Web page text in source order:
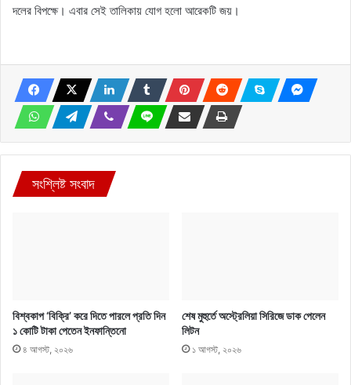
দলের বিপক্ষে। এবার সেই তালিকায় যোগ হলো আরেকটি জয়।
সংশ্লিষ্ট সংবাদ
বিশ্বকাপ ‘বিক্রি’ করে দিতে পারলে প্রতি দিন
১ কোটি টাকা পেতেন ইনফান্তিনো
৪ আগস্ট, ২০২৬
শেষ মুহুর্তে অস্ট্রেলিয়া সিরিজে ডাক পেলেন
লিটন
১ আগস্ট, ২০২৬